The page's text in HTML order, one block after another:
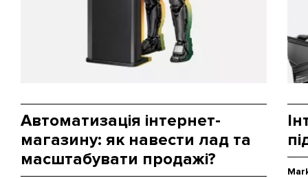
Автоматизація інтернет-
магазину: як навести лад та
масштабувати продажі?